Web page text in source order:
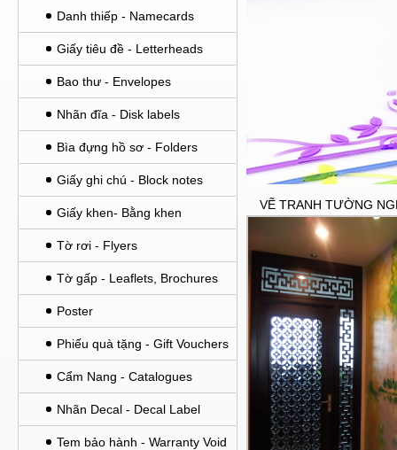
Danh thiếp - Namecards
Giấy tiêu đề - Letterheads
Bao thư - Envelopes
Nhãn đĩa - Disk labels
Bìa đựng hồ sơ - Folders
Giấy ghi chú - Block notes
Giấy khen- Bằng khen
Tờ rơi - Flyers
Tờ gấp - Leaflets, Brochures
Poster
Phiếu quà tặng - Gift Vouchers
Cẩm Nang - Catalogues
Nhãn Decal - Decal Label
Tem bảo hành - Warranty Void
VẼ TRANH TƯỜNG